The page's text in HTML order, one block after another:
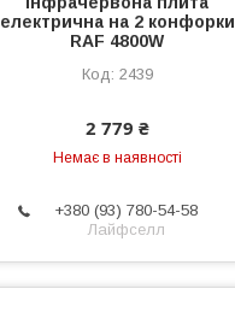
електрична на 2 конфорки
RAF 4800W
2439
2 779 ₴
Немає в наявності
+380 (93) 780-54-58
Лайфселл